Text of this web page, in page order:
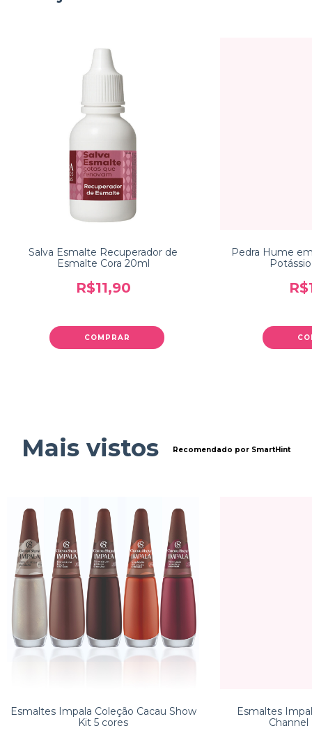
Salva Esmalte Recuperador de
Esmalte Cora 20ml
R$11,90
COMPRAR
Pedra Hume
Mais vistos Recomendado por SmartHint
Esmaltes Impala Coleção Cacau Show
Kit 5 cores
Esmaltes